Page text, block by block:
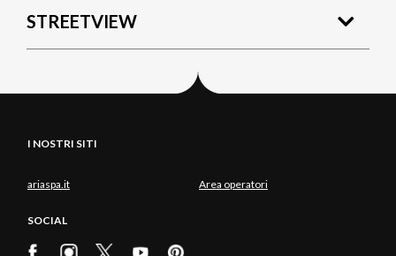
STREETVIEW
I NOSTRI SITI
ariaspa.it Area operatori
SOCIAL